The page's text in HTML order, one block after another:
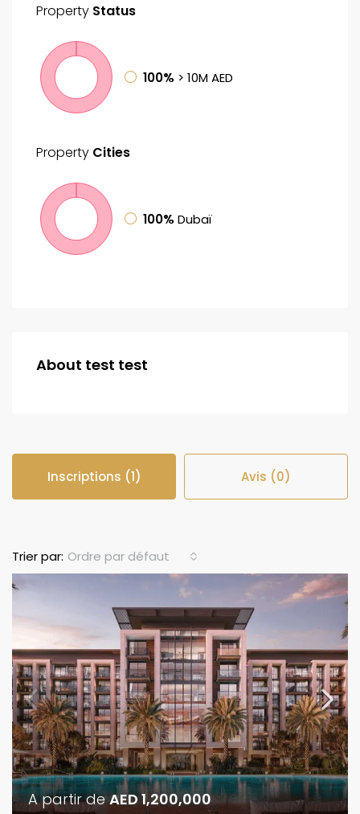
Property Status
100% > 10M AED
Property Cities
100% Dubaï
About test test
Inscriptions (1) Avis (0)
Trier par: Ordre par défaut
A partir deAED 1,200,000